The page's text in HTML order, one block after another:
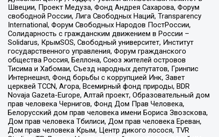
Швеции, Проект Медуза, Фонд Андрея Сахарова, Форум
свободной России, Лига Свободных Наций, Transparеncy
International, Форум Свободных Народов ПостРоссии,
Солидарность с гражданским движением в России –
Solidarus, КрымSOS, Свободный университет, Институт
государственного управления, Форум гражданского
общества Россия, Беллона, Союз жителей островов
Тисима и Хабомаи, Съезд народных депутатов, Гринпис
Интернешнл, Фонд борьбы с коррупцией Инк, Завет
церквей TCCN, Агора, Всемирный фонд природы, BDR
Novaja Gazeta-Europe, Алтай проект, Образовательный дом
прав человека Чернигов, Фонд Дом Прав Человека,
Белорусский дом прав человека имени Бориса Звозскова,
Дом прав человека Тбилиси, Дом прав человека Ереван,
Дом прав человека Крым, Центр дикого лосося, TVR